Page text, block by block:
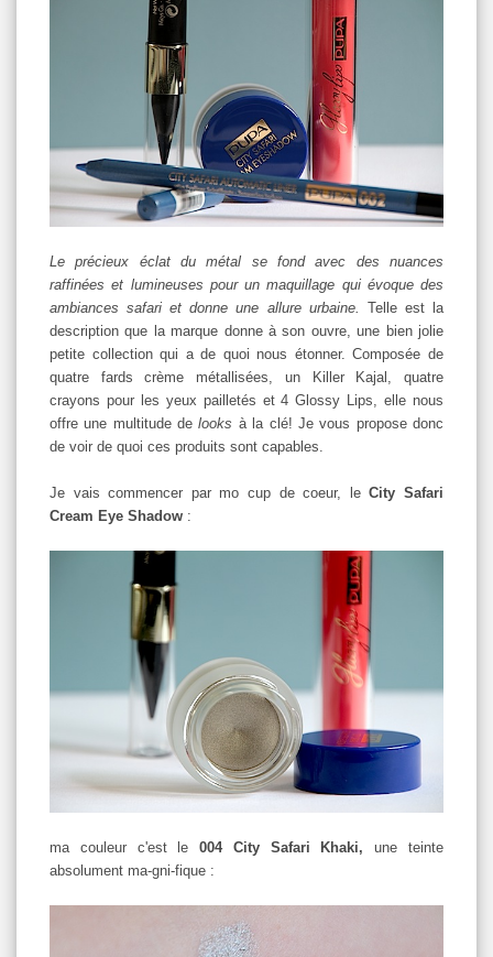
Le précieux éclat du métal se fond avec des nuances
raffinées et lumineuses pour un maquillage qui évoque des
ambiances safari et donne une allure urbaine.
Telle est la
description que la marque donne à son ouvre, une bien jolie
petite collection qui a de quoi nous étonner. Composée de
quatre fards crème métallisées, un Killer Kajal, quatre
crayons pour les yeux pailletés et 4 Glossy Lips, elle nous
offre une multitude delooks à la clé! Je vous propose donc
de voir de quoi ces produits sont capables.
Je vais commencer par mo cup de coeur, leCity Safari
Cream Eye Shadow :
ma couleur c'est le004 City Safari Khaki, une teinte
absolument ma-gni-fique :